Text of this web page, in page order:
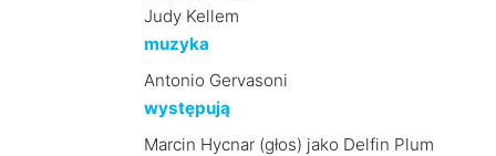
Judy Kellem
muzyka
Antonio Gervasoni
występują
Marcin Hycnar (głos) jako Delfin Plum